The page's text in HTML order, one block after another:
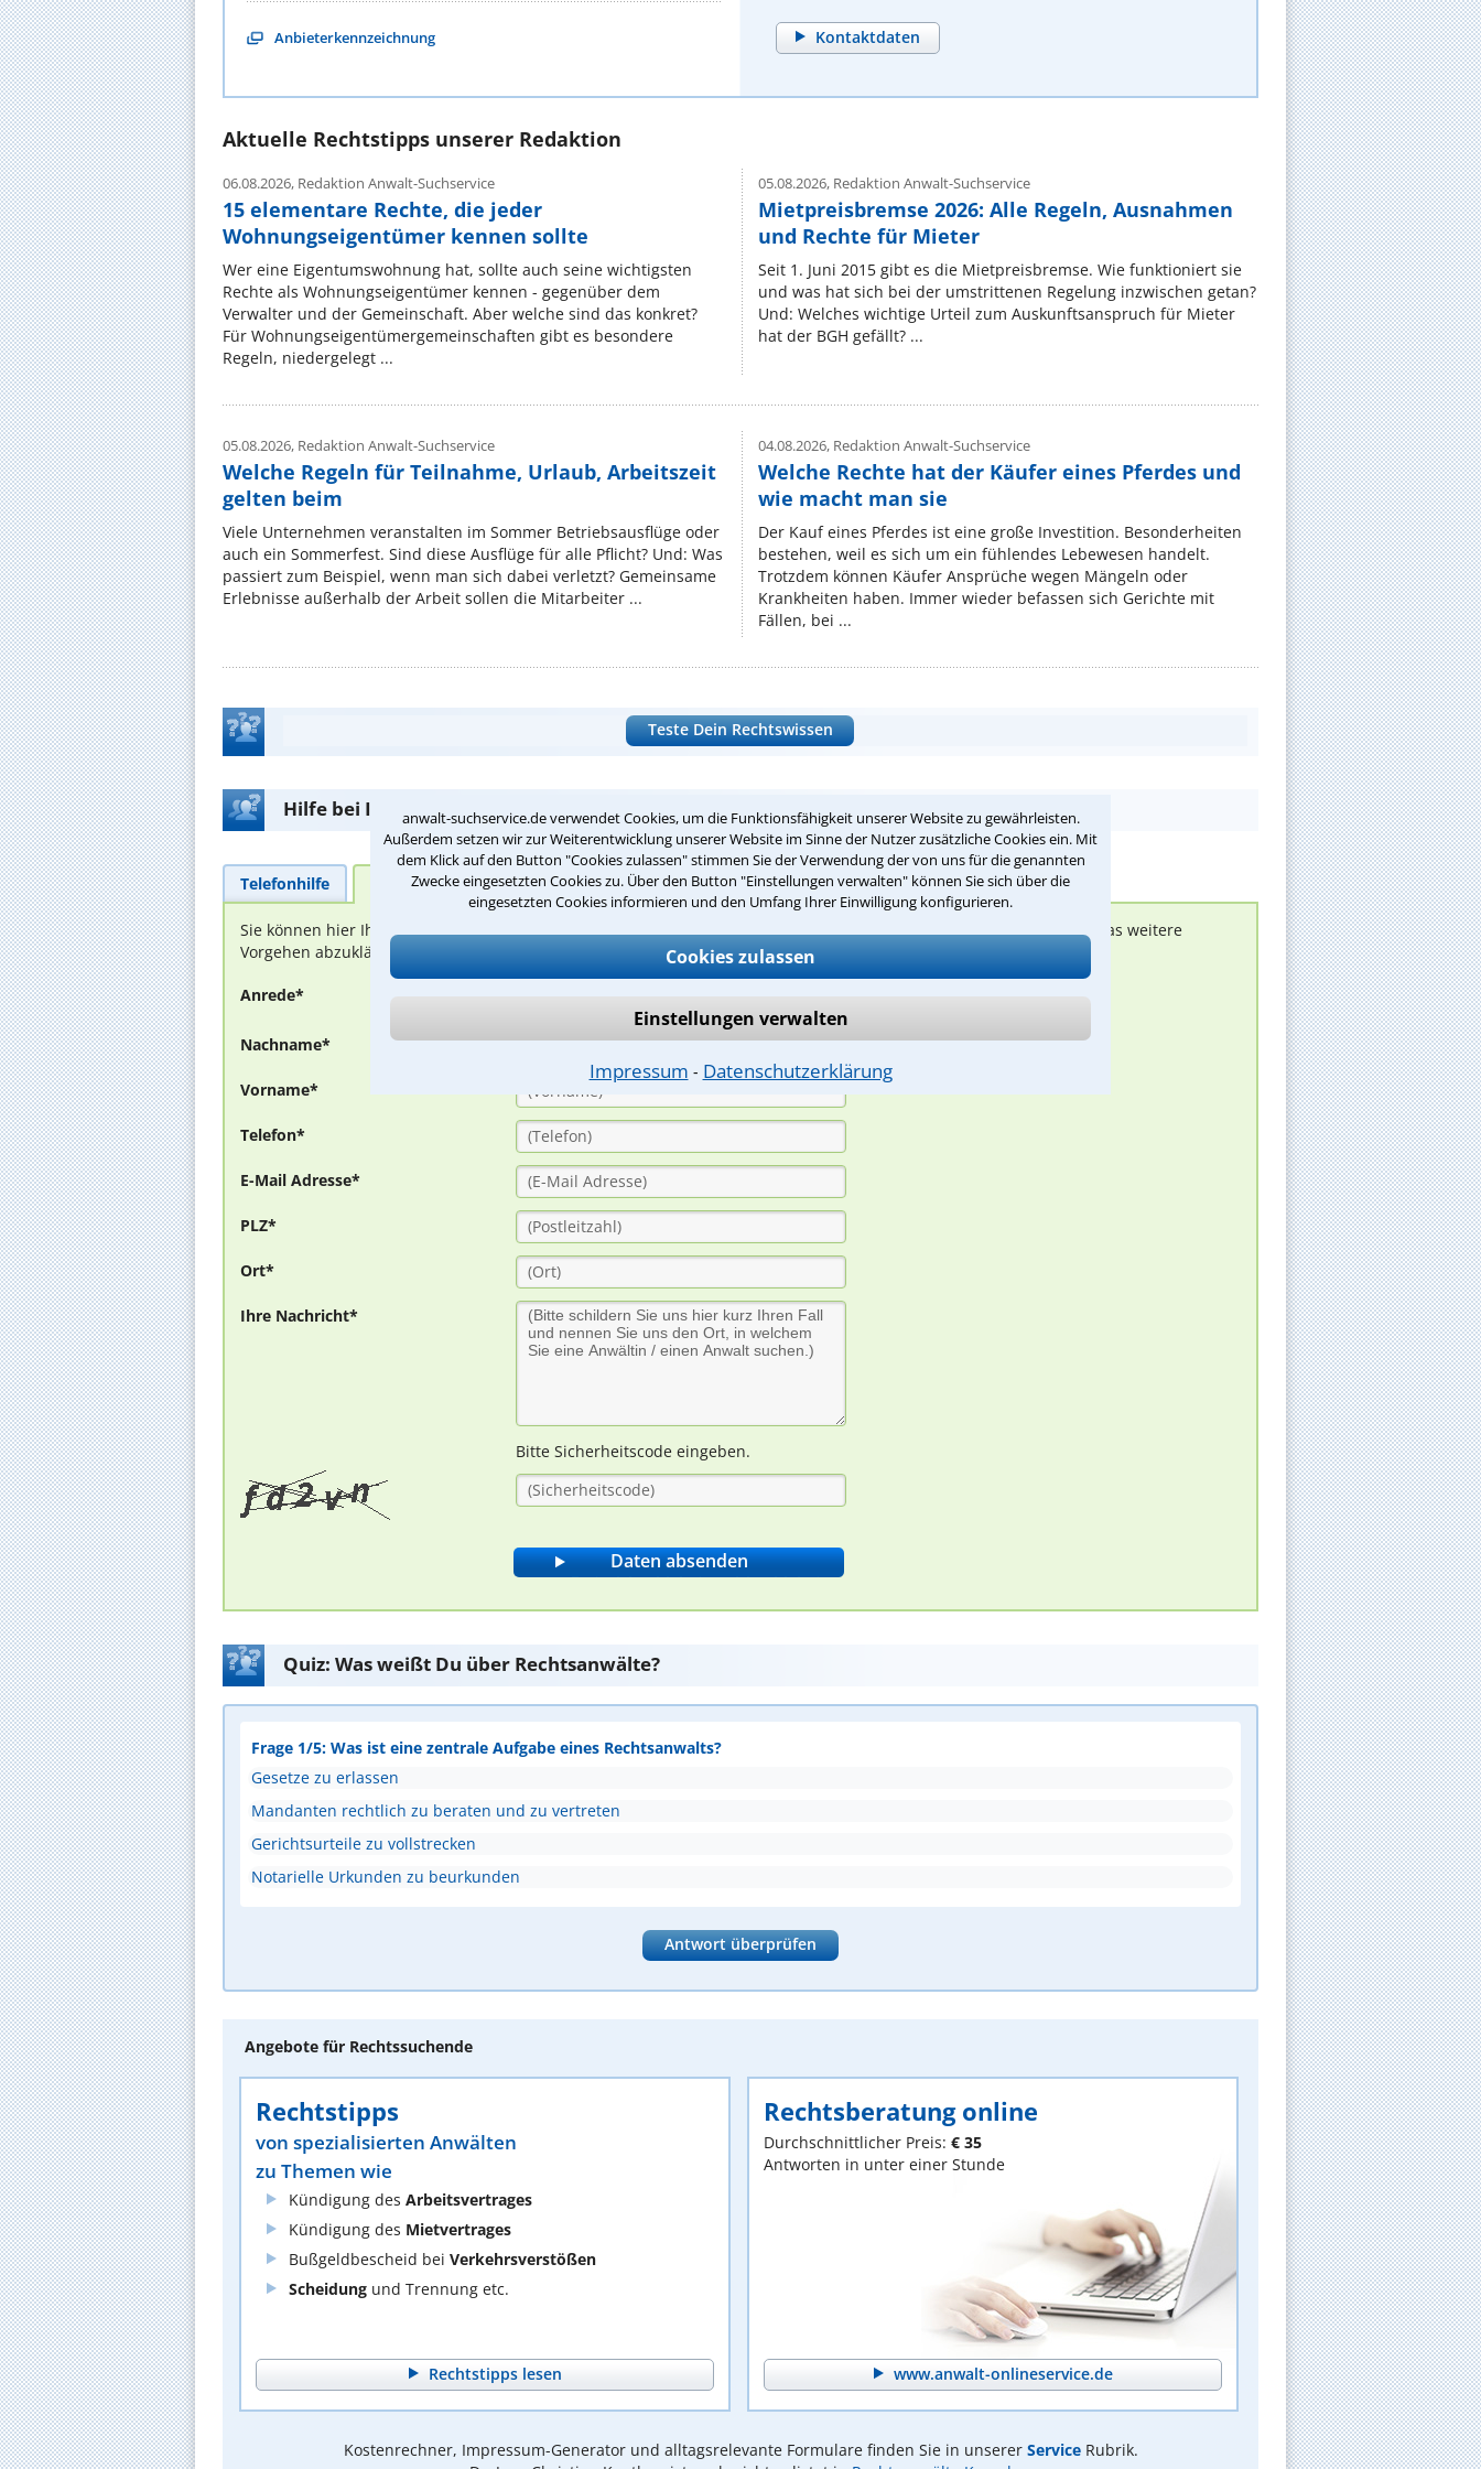
anwalt-suchservice.de verwendet Cookies, um die Funktionsfähigkeit unserer Website zu gewährleisten.
Außerdem setzen wir zur Weiterentwicklung unserer Website im Sinne der Nutzer zusätzliche Cookies ein. Mit
dem Klick auf den Button "Cookies zulassen" stimmen Sie der Verwendung der von uns für die genannten
Zwecke eingesetzten Cookies zu. Über den Button "Einstellungen verwalten" können Sie sich über die
eingesetzten Cookies informieren und den Umfang Ihrer Einwilligung konfigurieren.
Cookies zulassen
Einstellungen verwalten
Impressum ⁃ Datenschutzerklärung
Anbieterkennzeichnung Kontaktdaten
Aktuelle Rechtstipps unserer Redaktion
06.08.2026, Redaktion Anwalt-Suchservice
15 elementare Rechte, die jeder
Wohnungseigentümer kennen sollte
Wer eine Eigentumswohnung hat, sollte auch seine wichtigsten
Rechte als Wohnungseigentümer kennen - gegenüber dem
Verwalter und der Gemeinschaft. Aber welche sind das konkret?
Für Wohnungseigentümergemeinschaften gibt es besondere
Regeln, niedergelegt ...
05.08.2026,Redaktion Anwalt-Suchservice
Mietpreisbremse 2026: Alle Regeln, Ausnahmen
und Rechte für Mieter
Seit 1. Juni 2015 gibt es die Mietpreisbremse. Wie funktioniert sie
und was hat sich bei der umstrittenen Regelung inzwischen getan?
Und: Welches wichtige Urteil zum Auskunftsanspruch für Mieter
hat der BGH gefällt? ...
05.08.2026, Redaktion Anwalt-Suchservice
Welche Regeln für Teilnahme, Urlaub, Arbeitszeit
gelten beim
Viele Unternehmen veranstalten im Sommer Betriebsausflüge oder
auch ein Sommerfest. Sind diese Ausflüge für alle Pflicht? Und: Was
passiert zum Beispiel, wenn man sich dabei verletzt? Gemeinsame
Erlebnisse außerhalb der Arbeit sollen die Mitarbeiter ...
04.08.2026,Redaktion Anwalt-Suchservice
Welche Rechte hat der Käufer eines Pferdes und
wie macht man sie
Der Kauf eines Pferdes ist eine große Investition. Besonderheiten
bestehen, weil es sich um ein fühlendes Lebewesen handelt.
Trotzdem können Käufer Ansprüche wegen Mängeln oder
Krankheiten haben. Immer wieder befassen sich Gerichte mit
Fällen, bei ...
Teste Dein Rechtswissen
Hilfe bei Ihrer Anwaltsuche?
Telefonhilfe Beratungsanfrage
Sie können hier Ihren Fall schildern. Anschließend werden sich spezialisierte Rechtsanwälte bei Ihnen melden, um das weitere
Vorgehen abzuklären. Die Rückmeldung durch einen Anwalt ist für Sie kostenlos.
Anrede* (Anrede)
Nachname*
Vorname*
Telefon*
E-Mail Adresse*
PLZ*
Ort*
Ihre Nachricht*
Bitte Sicherheitscode eingeben.
Quiz: Was weißt Du über Rechtsanwälte?
Frage 1/5: Was ist eine zentrale Aufgabe eines Rechtsanwalts?
Gesetze zu erlassen
Mandanten rechtlich zu beraten und zu vertreten
Gerichtsurteile zu vollstrecken
Notarielle Urkunden zu beurkunden
Antwort überprüfen
Angebote für Rechtssuchende
Rechtstipps
von spezialisierten Anwälten
zu Themen wie
Kündigung des Arbeitsvertrages
Kündigung des Mietvertrages
Bußgeldbescheid bei Verkehrsverstößen
Scheidung und Trennung etc.
Rechtstipps lesen
Rechtsberatung online
Durchschnittlicher Preis: € 35
Antworten in unter einer Stunde
www.anwalt-onlineservice.de
Kostenrechner, Impressum-Generator und alltagsrelevante Formulare finden Sie in unserer ServiceRubrik.